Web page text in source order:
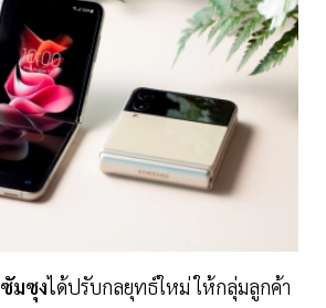
ซัมซุงได้ปรับกลยุทธ์ใหม่ ให้กลุ่มลูกค้า